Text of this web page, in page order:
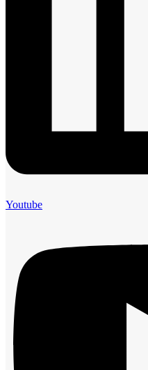
Youtube